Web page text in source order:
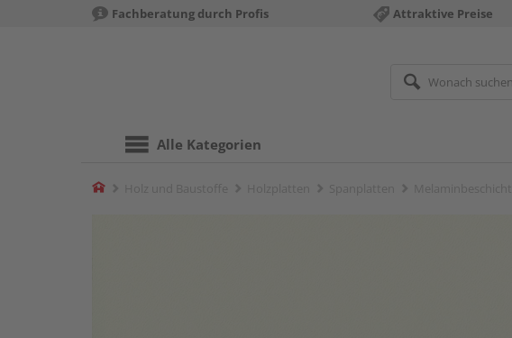
Fachberatung durch Profis Attraktive Preise
Alle Kategorien
Home